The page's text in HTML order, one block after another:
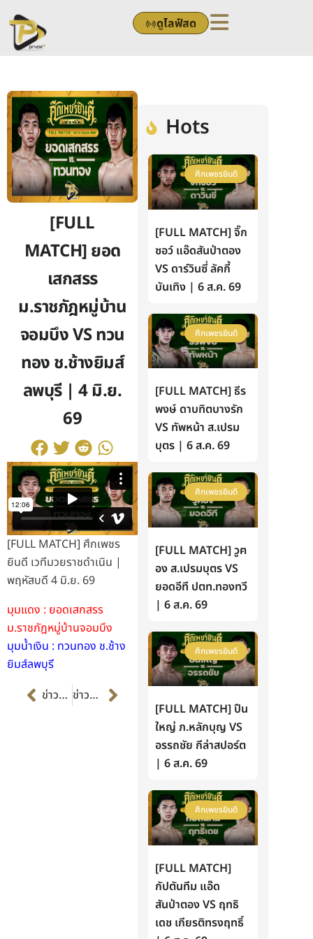
to
content
ดูไลฟ์สด
[FULL
MATCH] ยอด
เสกสรร
ม.ราชภัฎหมู่บ้าน
จอมบึง VS ทวน
ทอง ช.ช้างยิมส์
ลพบุรี | 4 มิ.ย.
69
[FULL MATCH] ศึกเพชร
ยินดี เวทีมวยราชดำเนิน |
พฤหัสบดี 4 มิ.ย. 69
มุมแดง : ยอดเสกสรร
ม.ราชภัฎหมู่บ้านจอมบึง
มุมน้ำเงิน : ทวนทอง ช.ช้าง
ยิมส์ลพบุรี
Prevข่าวก่อนหน้า ข่าวต่อไป Next
Hots
ศึกเพชรยินดี
[FULL MATCH] จิ๊ก
ซอว์ แอ๊ดสันป่าตอง
VS ดาร์วินซี่ ลัคกี้
บันเทิง | 6 ส.ค. 69
ศึกเพชรยินดี
[FULL MATCH] ธีร
พงษ์ ดาบทิตบางรัก
VS ทัพหน้า ส.เปรม
บุตร | 6 ส.ค. 69
ศึกเพชรยินดี
[FULL MATCH] วูฅ
อง ส.เปรมบุตร VS
ยอดอีที ปตท.ทองทวี
| 6 ส.ค. 69
ศึกเพชรยินดี
[FULL MATCH] ปืน
ใหญ่ ภ.หลักบุญ VS
อรรถชัย กีล่าสปอร์ต
| 6 ส.ค. 69
ศึกเพชรยินดี
[FULL MATCH]
กัปตันทีม แอ๊ด
สันป่าตอง VS ฤทธิ
เดช เกียรติทรงฤทธิ์